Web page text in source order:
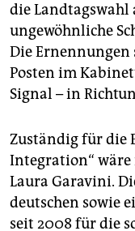
abo
genossenschaft
epaper login
die Landtagswahl
ungewöhnliche
Die
Posten im
Signal – in
Zuständig für die
Integration“ wäre
Laura Garavini.
deutschen sowie
seit 2008 für die